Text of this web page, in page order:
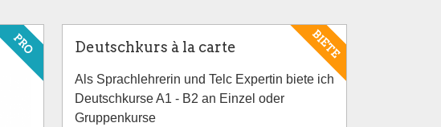
PRO BIETE
Deutschkurs à la carte
Als Sprachlehrerin und Telc Expertin biete ich
Deutschkurse A1 - B2 an Einzel oder
Gruppenkurse